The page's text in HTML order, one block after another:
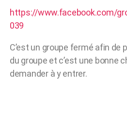
https://www.facebook.com/
039
C’est un groupe fermé afin de
du groupe et c’est une bonne
demander à y entrer.